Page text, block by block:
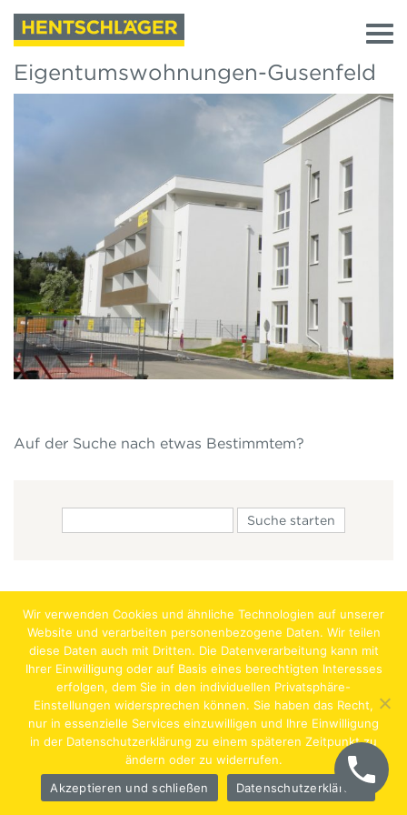
Eigentumswohnungen-Gusenfeld
Auf der Suche nach etwas Bestimmtem?
Jobs Lehrstellen Impressum AGB Datenschutz
Hentschläger Bau GmbH – A-4222 Langenstein,
Wir verwenden Cookies und ähnliche Technologien auf unserer
Website und verarbeiten personenbezogene Daten. Wir teilen
diese Daten auch mit Dritten. Die Datenverarbeitung kann mit
Ihrer Einwilligung oder auf Basis eines berechtigten Interesses
erfolgen, dem Sie in den individuellen Privatsphäre-
Einstellungen widersprechen können. Sie haben das Recht,
nur in essenzielle Services einzuwilligen und Ihre Einwilligung
in der Datenschutzerklärung zu einem späteren Zeitpunkt zu
ändern oder zu widerrufen.
Akzeptieren und schließen
Datenschutzerklärung